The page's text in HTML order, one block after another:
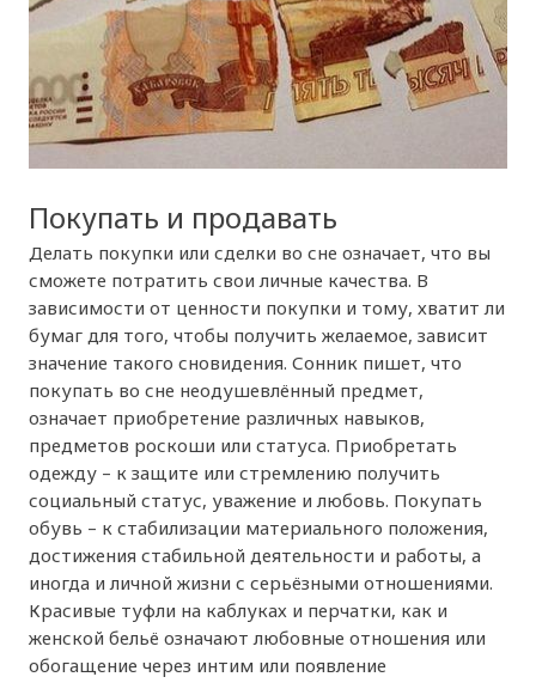
Покупать и продавать
Делать покупки или сделки во сне означает, что вы
сможете потратить свои личные качества. В
зависимости от ценности покупки и тому, хватит ли
бумаг для того, чтобы получить желаемое, зависит
значение такого сновидения. Сонник пишет, что
покупать во сне неодушевлённый предмет,
означает приобретение различных навыков,
предметов роскоши или статуса. Приобретать
одежду – к защите или стремлению получить
социальный статус, уважение и любовь. Покупать
обувь – к стабилизации материального положения,
достижения стабильной деятельности и работы, а
иногда и личной жизни с серьёзными отношениями.
Красивые туфли на каблуках и перчатки, как и
женской бельё означают любовные отношения или
обогащение через интим или появление